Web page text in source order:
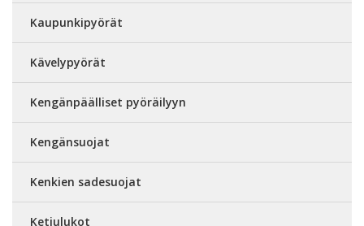
Kaupunkipyörät
Kävelypyörät
Kengänpäälliset pyöräilyyn
Kengänsuojat
Kenkien sadesuojat
Ketjulukot